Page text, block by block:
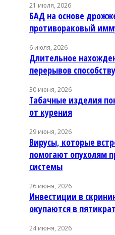
21 июля, 2026
БАД на основе
противораковый
6 июля, 2026
Длительное
перерывов
30 июня, 2026
Табачные изделия
от курения
29 июня, 2026
Вирусы, которые
помогают опухолям
системы
26 июня, 2026
Инвестиции в
окупаются в
24 июня, 2026